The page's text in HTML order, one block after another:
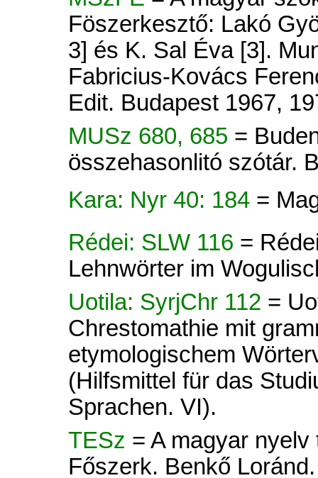
Föszerkesztő: Lakó
3] és K. Sal Éva [3].
Fabricius-Kovács
Edit. Budapest 1967,
MUSz 680, 685 =
összehasonlitó szótár.
Kara: Nyr 40: 184 =
Rédei: SLW 116 =
Lehnwörter im
Uotila: SyrjChr 112 =
Chrestomathie mit
etymologischem
(Hilfsmittel für das
Sprachen. VI).
TESz = A magyar
Főszerk. Benkő